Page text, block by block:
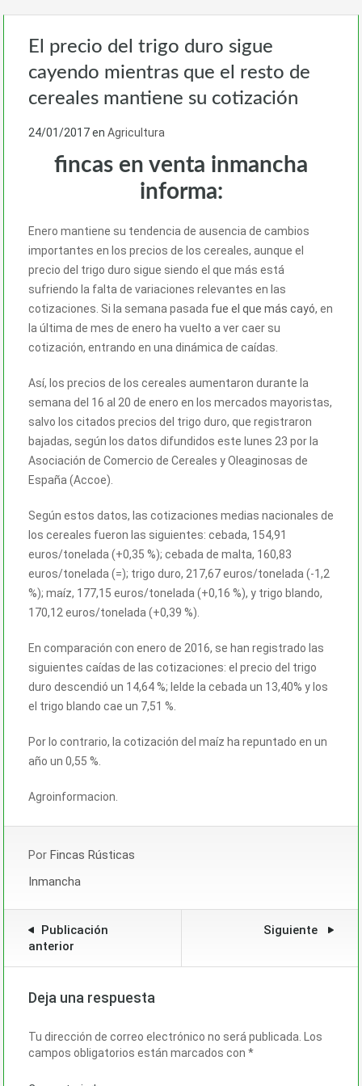
El precio del trigo duro sigue
cayendo mientras que el resto de
cereales mantiene su cotización
24/01/2017en Agricultura
fincas en venta inmancha
informa:
Enero mantiene su tendencia de ausencia de cambios
importantes en los precios de los cereales, aunque el
precio del trigo duro sigue siendo el que más está
sufriendo la falta de variaciones relevantes en las
cotizaciones. Si la semana pasada fue el que más cayó, en
la última de mes de enero ha vuelto a ver caer su
cotización, entrando en una dinámica de caídas.
Así, los precios de los cereales aumentaron durante la
semana del 16 al 20 de enero en los mercados mayoristas,
salvo los citados precios del trigo duro, que registraron
bajadas, según los datos difundidos este lunes 23 por la
Asociación de Comercio de Cereales y Oleaginosas de
España (Accoe).
Según estos datos, las cotizaciones medias nacionales de
los cereales fueron las siguientes: cebada, 154,91
euros/tonelada (+0,35 %); cebada de malta, 160,83
euros/tonelada (=); trigo duro, 217,67 euros/tonelada (-1,2
%); maíz, 177,15 euros/tonelada (+0,16 %), y trigo blando,
170,12 euros/tonelada (+0,39 %).
En comparación con enero de 2016, se han registrado las
siguientes caídas de las cotizaciones: el precio del trigo
duro descendió un 14,64 %; lelde la cebada un 13,40% y los
el trigo blando cae un 7,51 %.
Por lo contrario, la cotización del maíz ha repuntado en un
año un 0,55 %.
Agroinformacion.
Por Fincas Rústicas
Inmancha
Publicación
anterior
Siguiente
Deja una respuesta
Tu dirección de correo electrónico no será publicada. Los
campos obligatorios están marcados con *